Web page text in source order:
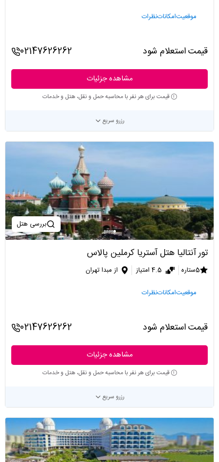
موقعیتامکاناتنظرات
قیمت استعلام شود 02147626262
مشاهده جزئیات
قیمت برای هر نفر با محاسبه حمل و نقل، هتل و خدمات
رزرو سریع
بررسی هتل
تور آنتالیا هتل آستریا کرملین پالاس
5ستاره 4.5 امتیاز از مبدا تهران
موقعیتامکاناتنظرات
قیمت استعلام شود 02147626262
مشاهده جزئیات
قیمت برای هر نفر با محاسبه حمل و نقل، هتل و خدمات
رزرو سریع